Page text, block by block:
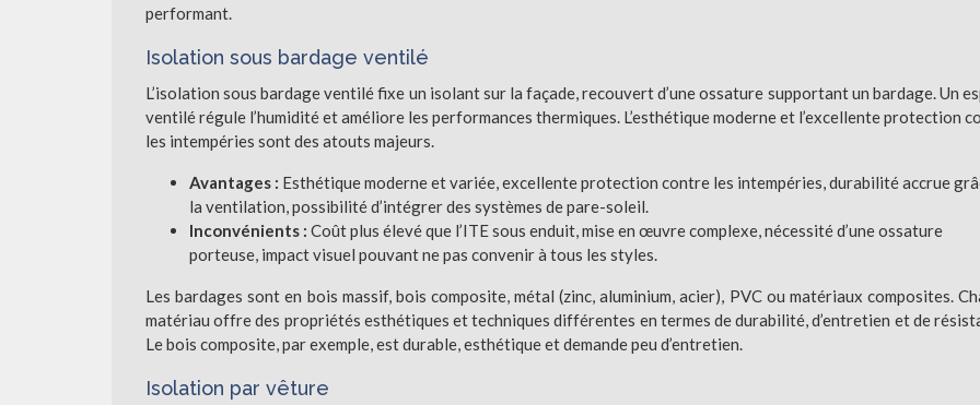
performant.
Isolation sous bardage ventilé
L’isolation sous bardage ventilé fixe un isolant sur la façade, recouvert d’une ossature supportant un bardage. Un
ventilé régule l’humidité et améliore les performances thermiques. L’esthétique moderne et l’excellente protection
les intempéries sont des atouts majeurs.
Avantages : Esthétique moderne et variée, excellente protection contre les intempéries, durabilité accrue
la ventilation, possibilité d’intégrer des systèmes de pare-soleil.
Inconvénients : Coût plus élevé que l’ITE sous enduit, mise en œuvre complexe, nécessité d’une ossature
porteuse, impact visuel pouvant ne pas convenir à tous les styles.
Les bardages sont en bois massif, bois composite, métal (zinc, aluminium, acier), PVC ou matériaux composites.
matériau offre des propriétés esthétiques et techniques différentes en termes de durabilité, d’entretien et de
Le bois composite, par exemple, est durable, esthétique et demande peu d’entretien.
Isolation par vêture